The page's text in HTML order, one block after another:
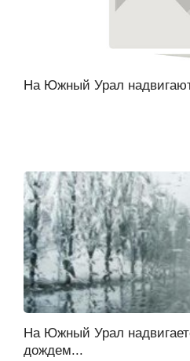
На Южный Урал
На Южный Урал
дождем...